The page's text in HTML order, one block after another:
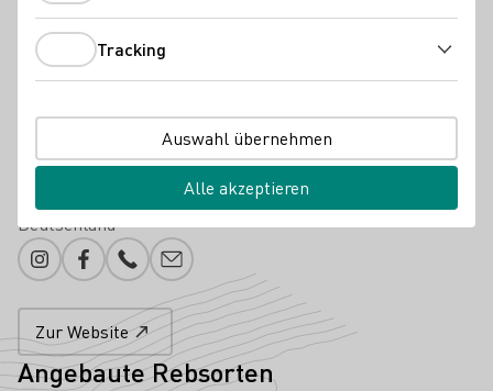
Besondere Angebote
Gruppenbesuche Rebstockpatenschaften
Mobile Vinothek
Radreisende willkommen
Kontakt
Weingut Hagemann -Charlottenhof-
Dalheimer Straße 23
Deutschland
InstagramFacebookTelefonnummer
E-Mail-Adresse
Zur Website
Angebaute Rebsorten
Tracking
Auswahl übernehmen
Alle akzeptieren